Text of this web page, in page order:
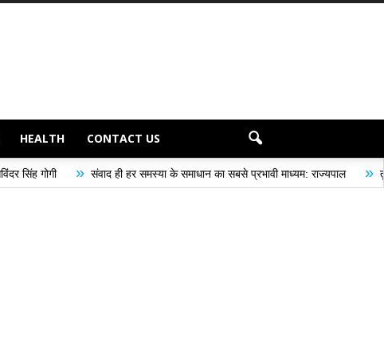
HEALTH CONTACT US
संवाद ही हर समस्या के समाधान का सबसे प्रभावी माध्यम: राज्यपाल » तुलाज़ ने रचा इतिहास,